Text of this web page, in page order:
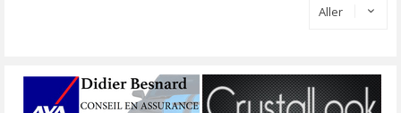
Aller